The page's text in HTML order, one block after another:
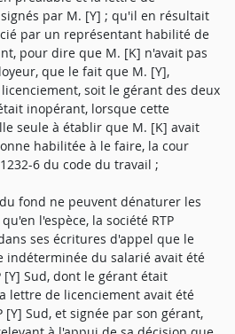
par M. [Y] ; qu'il en résultait
par un représentant habilité de
pour dire que M. [K] n'avait pas
que le fait que M. [Y],
soit le gérant des deux
inopérant, lorsque cette
seule à établir que M. [K] avait
habilitée à le faire, la cour
6 du code du travail ;
du fond ne peuvent dénaturer les
l'espèce, la société RTP
ses écritures d'appel que le
indéterminée du salarié avait été
[Y] Sud, dont le gérant était
lettre de licenciement avait été
[Y] Sud, et signée par son gérant,